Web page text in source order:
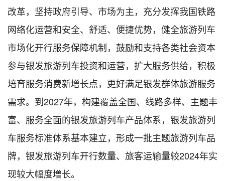
改革，坚持政府引导、市场为主，充分发挥我国铁路
网络化运营和安全、舒适、便捷优势，健全旅游列车
市场化开行服务保障机制，鼓励和支持各类社会资本
参与银发旅游列车投资和运营，扩大服务供给，积极
培育服务消费新增长点，更好满足银发群体旅游服务
需求。到2027年，构建覆盖全国、线路多样、主题丰
富、服务全面的银发旅游列车产品体系，银发旅游列
车服务标准体系基本建立，形成一批主题旅游列车品
牌，银发旅游列车开行数量、旅客运输量较2024年实
现较大幅度增长。